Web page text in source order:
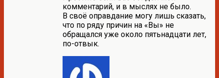
комментарий, и в мыслях не было.
В своё оправдание могу лишь сказать,
что по ряду причин на «Вы» не
обращался уже около пятьнадцати лет,
по-отвык.